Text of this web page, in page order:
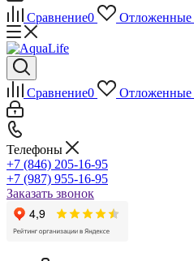
Сравнение0 Отложенные
Сравнение0 Отложенные
Телефоны
+7 (846) 205-16-95
+7 (987) 955-16-95
Заказать звонок